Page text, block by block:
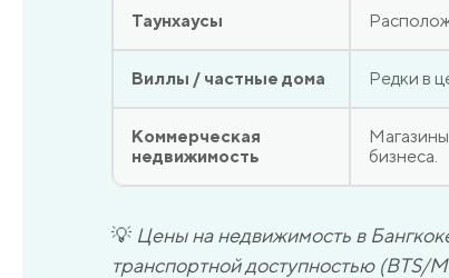
Таунхаусы
Виллы / частные дома Редки в
Коммерческая
недвижимость
бизнеса.
💡 Цены на недвижимость в
транспортной доступностью (BTS/